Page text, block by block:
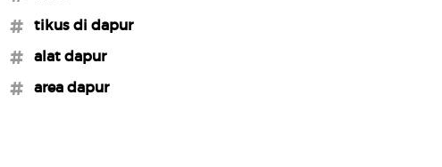
#tikus di dapur
#alat dapur
#area dapur